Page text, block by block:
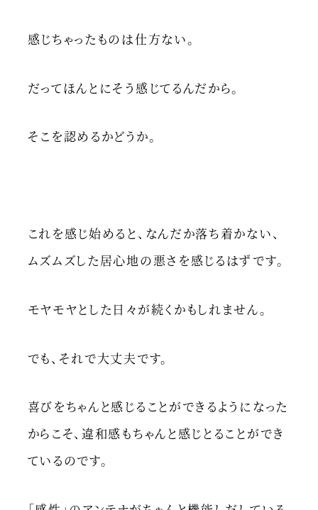
感じちゃったものは仕方ない。
だってほんとにそう感じてるんだから。
そこを認めるかどうか。
これを感じ始めると、なんだか落ち着かない、
ムズムズした居心地の悪さを感じるはずです。
モヤモヤとした日々が続くかもしれません。
でも、それで大丈夫です。
喜びをちゃんと感じることができるようになった
からこそ、違和感もちゃんと感じとることができ
ているのです。